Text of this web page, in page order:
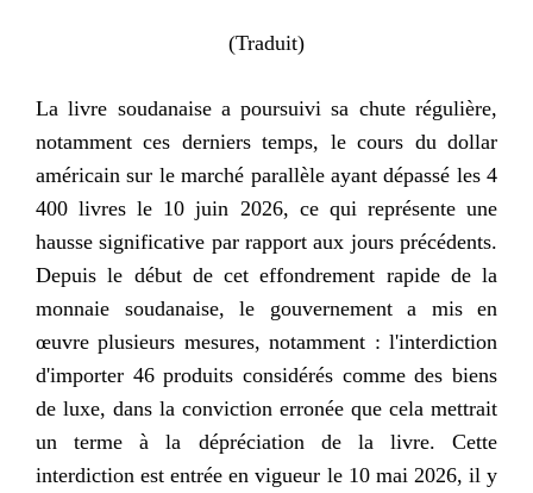
(Traduit)
La livre soudanaise a poursuivi sa chute régulière,
notamment ces derniers temps, le cours du dollar
américain sur le marché parallèle ayant dépassé les 4
400 livres le 10 juin 2026, ce qui représente une
hausse significative par rapport aux jours précédents.
Depuis le début de cet effondrement rapide de la
monnaie soudanaise, le gouvernement a mis en
œuvre plusieurs mesures, notamment : l'interdiction
d'importer 46 produits considérés comme des biens
de luxe, dans la conviction erronée que cela mettrait
un terme à la dépréciation de la livre. Cette
interdiction est entrée en vigueur le 10 mai 2026, il y